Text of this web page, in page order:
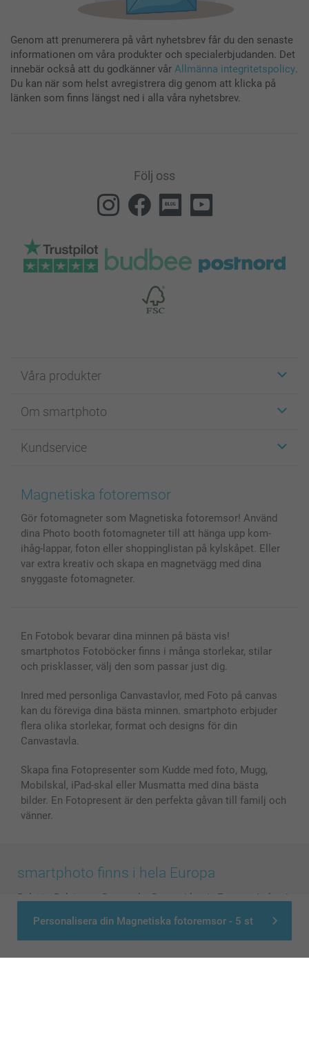
Personalisera din Magnetiska fotoremsor - 5 st
Genom att prenumerera på vårt nyhetsbrev får du den senaste
informationen om våra produkter och specialerbjudanden. Det
innebär också att du godkänner vår Allmänna integritetspolicy.
Du kan när som helst avregistrera dig genom att klicka på
länken som finns längst ned i alla våra nyhetsbrev.
Följ oss
Våra produkter
Fotokort
Fotoböcker
Bilder, Fotoförstoring & Fotohäften
Skal till Mobil & Surfplatta
MyNameBook
Fotoalmanackor & Fotoagenda
Fotoramar & Tillbehör
Presentkort
Om smartphoto
För affiliates
Cookie Policy
Sitemap
Villkor och garantier
Investor Relations
Kundservice
smartgaranti
smartbonus
Priser & betalning
Status på beställningar
Magnetiska fotoremsor
Gör fotomagneter som Magnetiska fotoremsor! Använd
dina Photo booth fotomagneter till att hänga upp kom-
ihåg-lappar, foton eller shoppinglistan på kylskåpet. Eller
var extra kreativ och skapa en magnetvägg med dina
snyggaste fotomagneter.
En Fotobok bevarar dina minnen på bästa vis!
smartphotos Fotoböcker finns i många storlekar, stilar
och prisklasser, välj den som passar just dig.
Inred med personliga Canvastavlor, med Foto på canvas
kan du föreviga dina bästa minnen. smartphoto erbjuder
flera olika storlekar, format och designs för din
Canvastavla.
Skapa fina Fotopresenter som Kudde med foto, Mugg,
Mobilskal, iPad-skal eller Musmatta med dina bästa
bilder. En Fotopresent är den perfekta gåvan till familj och
vänner.
smartphoto finns i hela Europa
België Belgique Danmark Deutschland France
Ireland
Nederland - Norge Österreich Schweiz Suisse